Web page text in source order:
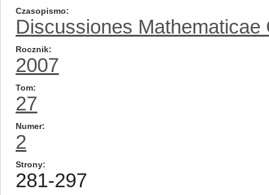
Czasopismo
Discussiones Mathematicae
Rocznik
2007
Tom
27
Numer
2
Strony
281-297